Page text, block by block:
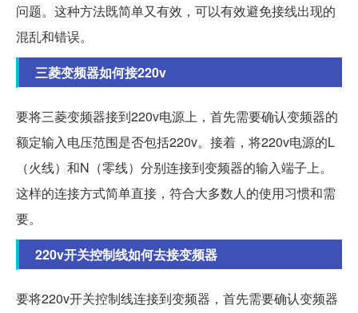
问题。这种方法既简单又有效，可以有效避免接线出现的
混乱和错误。
三菱变频器如何接220v
要将三菱变频器接到220v电源上，首先需要确认变频器的
额定输入电压范围是否包括220v。接着，将220v电源的L
（火线）和N（零线）分别连接到变频器的输入端子上。
这样的连接方式简单直接，符合大多数人的使用习惯和需
要。
220v开关控制线如何去接变频器
要将220v开关控制线连接到变频器，首先需要确认变频器